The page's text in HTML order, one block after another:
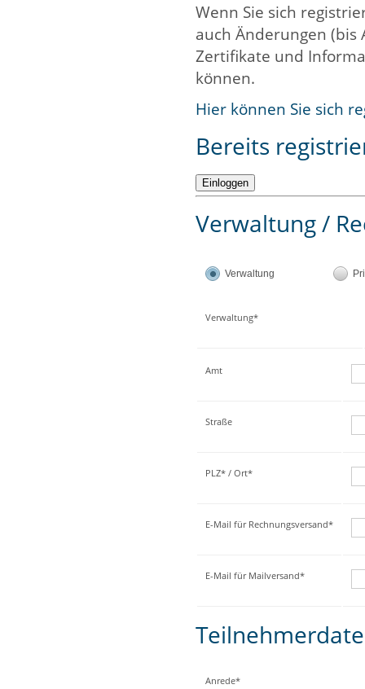
Wenn Sie sich
auch Änderungen
Zertifikate und
können.
Hier können Sie sich
Bereits
Verwaltung /
Verwaltung
Verwaltung*
Amt
Straße
PLZ* / Ort*
E-Mail für Rechnungsversand*
E-Mail für Mailversand*
Anrede*